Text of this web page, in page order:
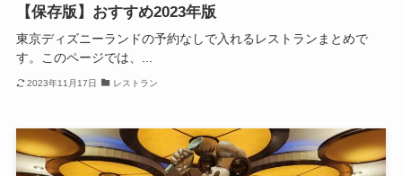
【保存版】おすすめ2023年版
東京ディズニーランドの予約なしで入れるレストランまとめで
す。このページでは、...
2023年11月17日 レストラン